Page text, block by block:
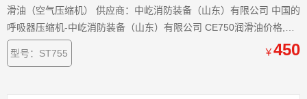
滑油（空气压缩机） 供应商：中屹消防装备（山东）有限公司 中国的
呼吸器压缩机-中屹消防装备（山东）有限公司 CE750润滑油价格,供
应CE750润滑油,呼吸空气压缩机食品级合成润滑油
型号：ST755
￥450